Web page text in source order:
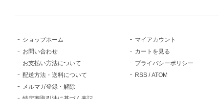
ショップホーム
お問い合わせ
お支払い方法について
配送方法・送料について
メルマガ登録・解除
マイアカウント
カートを見る
プライバシーポリシー
RSS /ATOM